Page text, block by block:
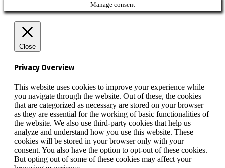
Manage consent
Close
Privacy Overview
This website uses cookies to improve your experience while
you navigate through the website. Out of these, the cookies
that are categorized as necessary are stored on your browser
as they are essential for the working of basic functionalities of
the website. We also use third-party cookies that help us
analyze and understand how you use this website. These
cookies will be stored in your browser only with your
consent. You also have the option to opt-out of these cookies.
But opting out of some of these cookies may affect your